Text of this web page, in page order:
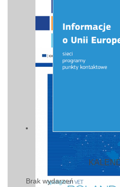
Brak wydarzeń